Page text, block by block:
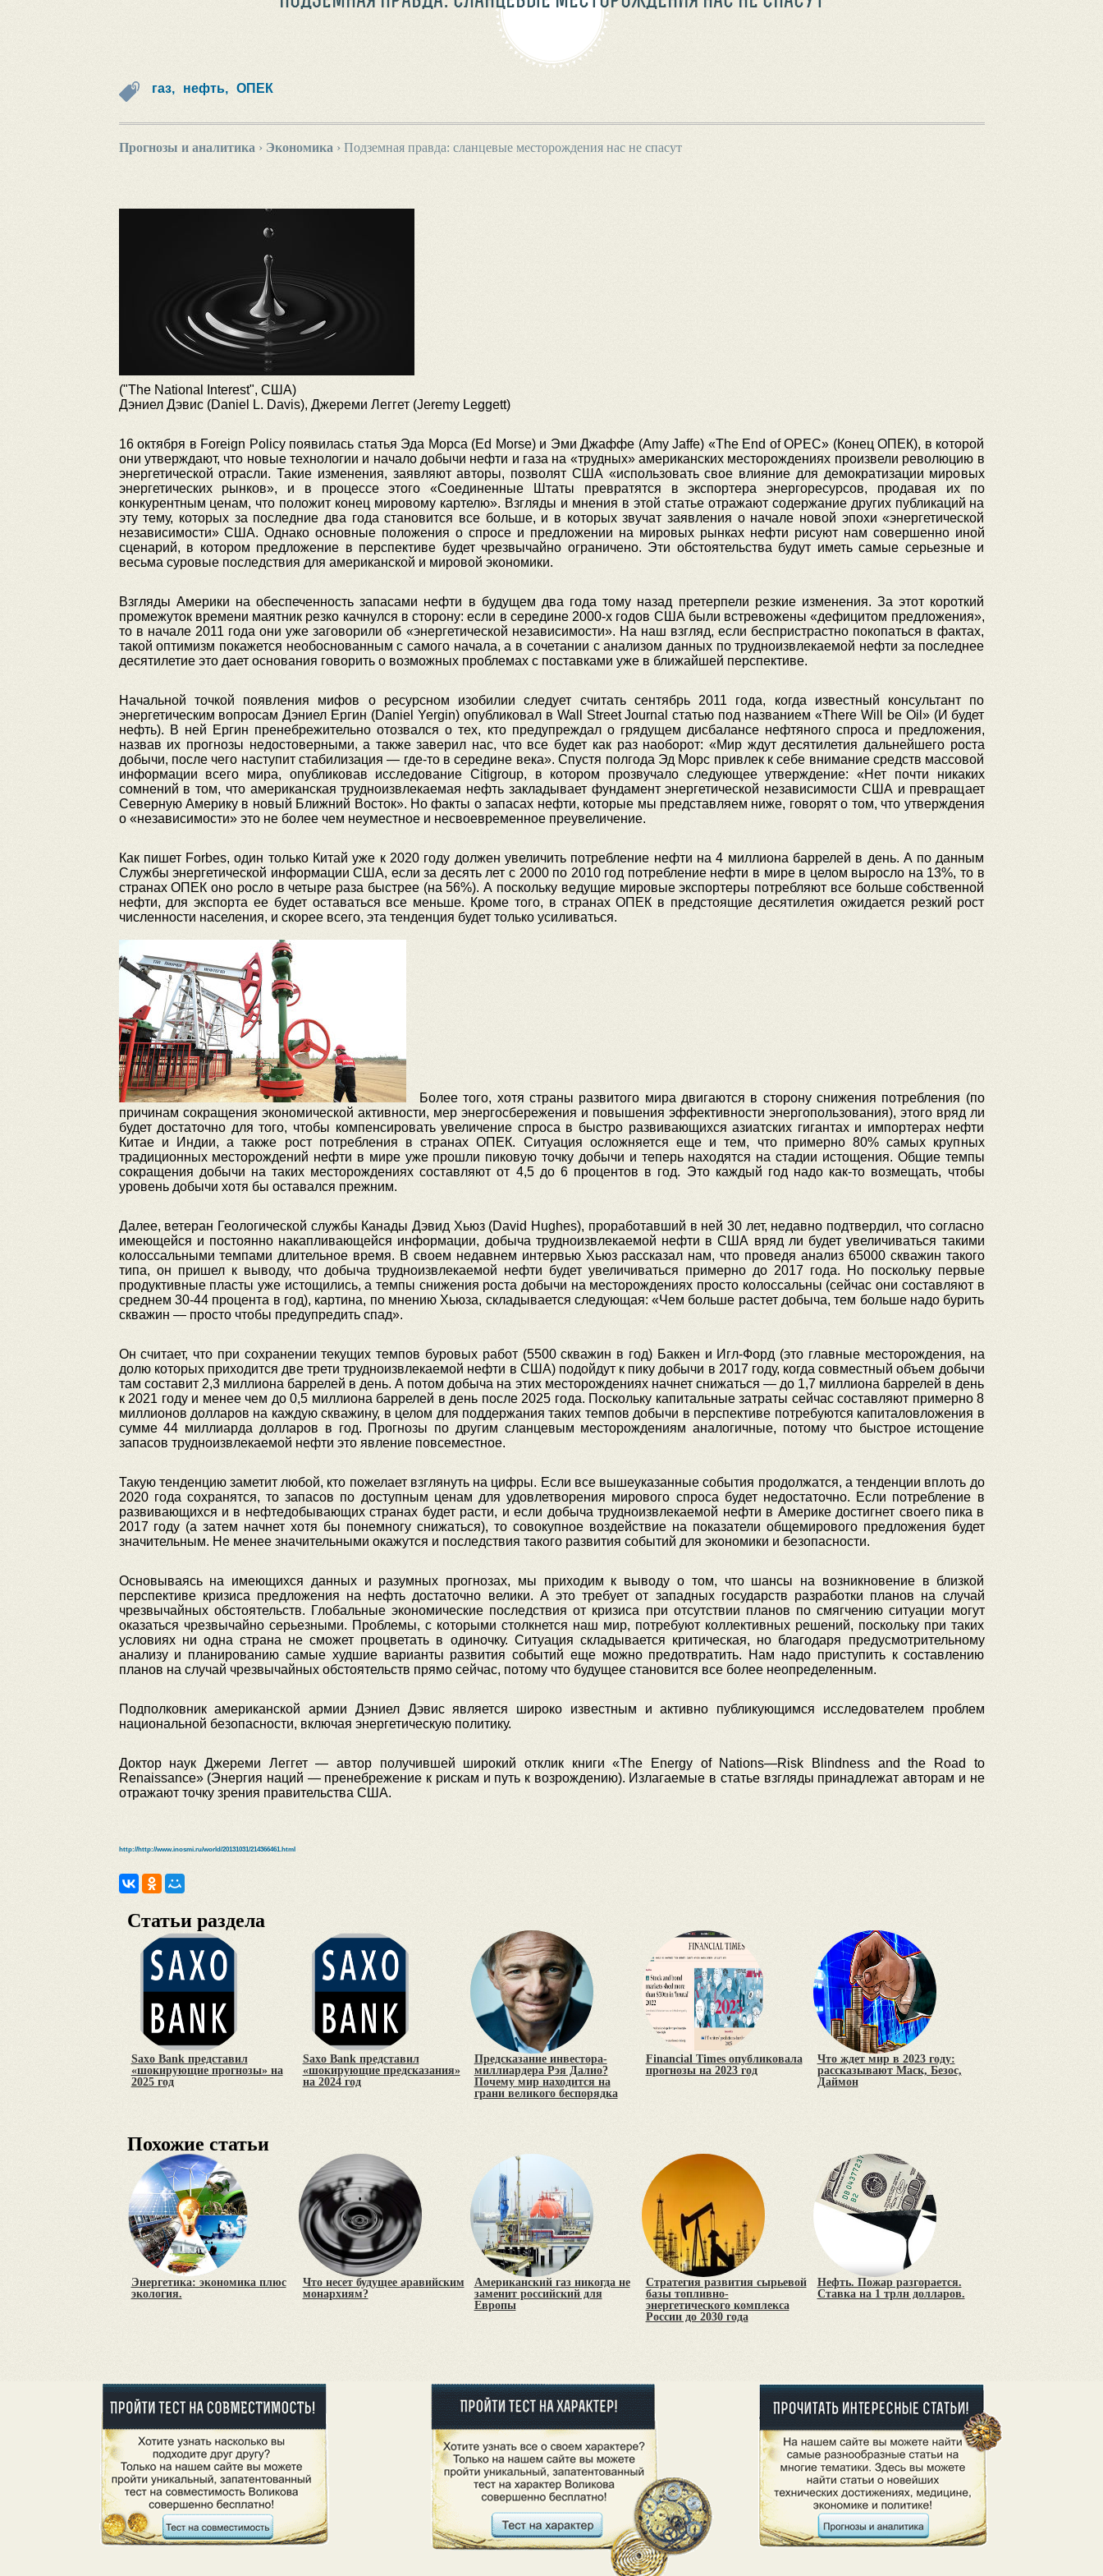
газ, нефть, ОПЕК
Прогнозы и аналитика › Экономика › Подземная правда: сланцевые месторождения нас не спасут
("The National Interest", США)
Дэниел Дэвис (Daniel L. Davis), Джереми Леггет (Jeremy Leggett)
16 октября в Foreign Policy появилась статья Эда Морса (Ed Morse) и Эми Джаффе (Amy Jaffe) «The End of OPEC» (Конец ОПЕК), в которой
они утверждают, что новые технологии и начало добычи нефти и газа на «трудных» американских месторождениях произвели революцию в
энергетической отрасли. Такие изменения, заявляют авторы, позволят США «использовать свое влияние для демократизации мировых
энергетических рынков», и в процессе этого «Соединенные Штаты превратятся в экспортера энергоресурсов, продавая их по
конкурентным ценам, что положит конец мировому картелю». Взгляды и мнения в этой статье отражают содержание других публикаций на
эту тему, которых за последние два года становится все больше, и в которых звучат заявления о начале новой эпохи «энергетической
независимости» США. Однако основные положения о спросе и предложении на мировых рынках нефти рисуют нам совершенно иной
сценарий, в котором предложение в перспективе будет чрезвычайно ограничено. Эти обстоятельства будут иметь самые серьезные и
весьма суровые последствия для американской и мировой экономики.
Взгляды Америки на обеспеченность запасами нефти в будущем два года тому назад претерпели резкие изменения. За этот короткий
промежуток времени маятник резко качнулся в сторону: если в середине 2000-х годов США были встревожены «дефицитом предложения»,
то в начале 2011 года они уже заговорили об «энергетической независимости». На наш взгляд, если беспристрастно покопаться в фактах,
такой оптимизм покажется необоснованным с самого начала, а в сочетании с анализом данных по трудноизвлекаемой нефти за последнее
десятилетие это дает основания говорить о возможных проблемах с поставками уже в ближайшей перспективе.
Начальной точкой появления мифов о ресурсном изобилии следует считать сентябрь 2011 года, когда известный консультант по
энергетическим вопросам Дэниел Ергин (Daniel Yergin) опубликовал в Wall Street Journal статью под названием «There Will be Oil» (И будет
нефть). В ней Ергин пренебрежительно отозвался о тех, кто предупреждал о грядущем дисбалансе нефтяного спроса и предложения,
назвав их прогнозы недостоверными, а также заверил нас, что все будет как раз наоборот: «Мир ждут десятилетия дальнейшего роста
добычи, после чего наступит стабилизация — где-то в середине века». Спустя полгода Эд Морс привлек к себе внимание средств массовой
информации всего мира, опубликовав исследование Citigroup, в котором прозвучало следующее утверждение: «Нет почти никаких
сомнений в том, что американская трудноизвлекаемая нефть закладывает фундамент энергетической независимости США и превращает
Северную Америку в новый Ближний Восток». Но факты о запасах нефти, которые мы представляем ниже, говорят о том, что утверждения
о «независимости» это не более чем неуместное и несвоевременное преувеличение.
Как пишет Forbes, один только Китай уже к 2020 году должен увеличить потребление нефти на 4 миллиона баррелей в день. А по данным
Службы энергетической информации США, если за десять лет с 2000 по 2010 год потребление нефти в мире в целом выросло на 13%, то в
странах ОПЕК оно росло в четыре раза быстрее (на 56%). А поскольку ведущие мировые экспортеры потребляют все больше собственной
нефти, для экспорта ее будет оставаться все меньше. Кроме того, в странах ОПЕК в предстоящие десятилетия ожидается резкий рост
численности населения, и скорее всего, эта тенденция будет только усиливаться.
Более того, хотя страны развитого мира двигаются в сторону снижения потребления (по
причинам сокращения экономической активности, мер энергосбережения и повышения эффективности энергопользования), этого вряд ли
будет достаточно для того, чтобы компенсировать увеличение спроса в быстро развивающихся азиатских гигантах и импортерах нефти
Китае и Индии, а также рост потребления в странах ОПЕК. Ситуация осложняется еще и тем, что примерно 80% самых крупных
традиционных месторождений нефти в мире уже прошли пиковую точку добычи и теперь находятся на стадии истощения. Общие темпы
сокращения добычи на таких месторождениях составляют от 4,5 до 6 процентов в год. Это каждый год надо как-то возмещать, чтобы
уровень добычи хотя бы оставался прежним.
Далее, ветеран Геологической службы Канады Дэвид Хьюз (David Hughes), проработавший в ней 30 лет, недавно подтвердил, что согласно
имеющейся и постоянно накапливающейся информации, добыча трудноизвлекаемой нефти в США вряд ли будет увеличиваться такими
колоссальными темпами длительное время. В своем недавнем интервью Хьюз рассказал нам, что проведя анализ 65000 скважин такого
типа, он пришел к выводу, что добыча трудноизвлекаемой нефти будет увеличиваться примерно до 2017 года. Но поскольку первые
продуктивные пласты уже истощились, а темпы снижения роста добычи на месторождениях просто колоссальны (сейчас они составляют в
среднем 30-44 процента в год), картина, по мнению Хьюза, складывается следующая: «Чем больше растет добыча, тем больше надо бурить
скважин — просто чтобы предупредить спад».
Он считает, что при сохранении текущих темпов буровых работ (5500 скважин в год) Баккен и Игл-Форд (это главные месторождения, на
долю которых приходится две трети трудноизвлекаемой нефти в США) подойдут к пику добычи в 2017 году, когда совместный объем добычи
там составит 2,3 миллиона баррелей в день. А потом добыча на этих месторождениях начнет снижаться — до 1,7 миллиона баррелей в день
к 2021 году и менее чем до 0,5 миллиона баррелей в день после 2025 года. Поскольку капитальные затраты сейчас составляют примерно 8
миллионов долларов на каждую скважину, в целом для поддержания таких темпов добычи в перспективе потребуются капиталовложения в
сумме 44 миллиарда долларов в год. Прогнозы по другим сланцевым месторождениям аналогичные, потому что быстрое истощение
запасов трудноизвлекаемой нефти это явление повсеместное.
Такую тенденцию заметит любой, кто пожелает взглянуть на цифры. Если все вышеуказанные события продолжатся, а тенденции вплоть до
2020 года сохранятся, то запасов по доступным ценам для удовлетворения мирового спроса будет недостаточно. Если потребление в
развивающихся и в нефтедобывающих странах будет расти, и если добыча трудноизвлекаемой нефти в Америке достигнет своего пика в
2017 году (а затем начнет хотя бы понемногу снижаться), то совокупное воздействие на показатели общемирового предложения будет
значительным. Не менее значительными окажутся и последствия такого развития событий для экономики и безопасности.
Основываясь на имеющихся данных и разумных прогнозах, мы приходим к выводу о том, что шансы на возникновение в близкой
перспективе кризиса предложения на нефть достаточно велики. А это требует от западных государств разработки планов на случай
чрезвычайных обстоятельств. Глобальные экономические последствия от кризиса при отсутствии планов по смягчению ситуации могут
оказаться чрезвычайно серьезными. Проблемы, с которыми столкнется наш мир, потребуют коллективных решений, поскольку при таких
условиях ни одна страна не сможет процветать в одиночку. Ситуация складывается критическая, но благодаря предусмотрительному
анализу и планированию самые худшие варианты развития событий еще можно предотвратить. Нам надо приступить к составлению
планов на случай чрезвычайных обстоятельств прямо сейчас, потому что будущее становится все более неопределенным.
Подполковник американской армии Дэниел Дэвис является широко известным и активно публикующимся исследователем проблем
национальной безопасности, включая энергетическую политику.
Доктор наук Джереми Леггет — автор получившей широкий отклик книги «The Energy of Nations—Risk Blindness and the Road to
Renaissance» (Энергия наций — пренебрежение к рискам и путь к возрождению). Излагаемые в статье взгляды принадлежат авторам и не
отражают точку зрения правительства США.
http://http://www.inosmi.ru/world/20131031/214366461.html
Статьи раздела
Saxo Bank представил
«шокирующие прогнозы» на
2025 год
Saxo Bank представил
«шокирующие предсказания»
на 2024 год
Предсказание инвестора-
миллиардера Рэя Далио?
Почему мир находится на
грани великого беспорядка
Financial Times опубликовала
прогнозы на 2023 год
Что ждет мир в 2023 году:
рассказывают Маск, Безос,
Даймон
Похожие статьи
Энергетика: экономика плюс
экология.
Что несет будущее аравийским
монархиям?
Американский газ никогда не
заменит российский для
Европы
Стратегия развития сырьевой
базы топливно-
энергетического комплекса
России до 2030 года
Нефть. Пожар разгорается.
Ставка на 1 трлн долларов.